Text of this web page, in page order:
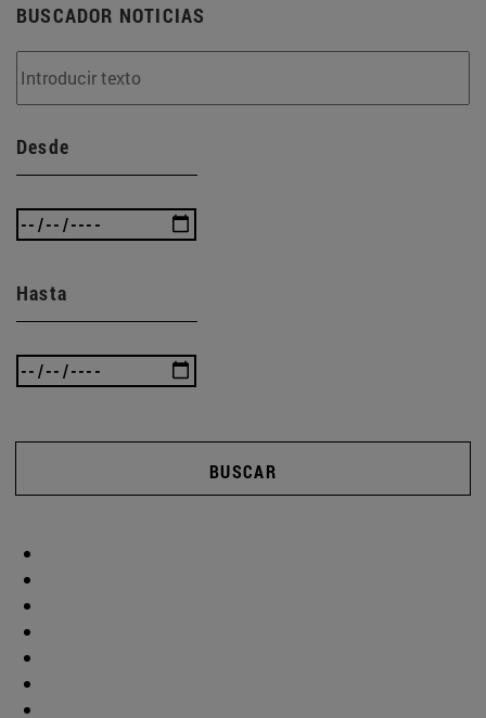
BUSCADOR NOTICIAS
Desde
Hasta
BUSCAR